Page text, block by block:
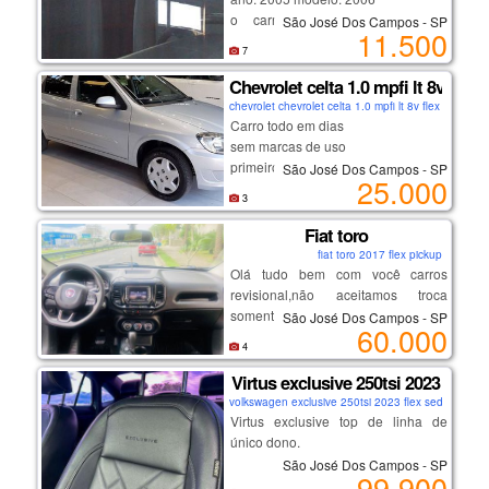
oportunidade de adquirir o melhor
da região, confira!
_______________________
o carro está tudo ok, motor,
apenas venda!
São José Dos Campos - SP
11.500
7
Chevrolet celta 1.0 mpfi lt 8v flex
chevrolet chevrolet celta 1.0 mpfi lt 8v flex 2012
Carro todo em dias
sem marcas de uso
primeiro dono
documentado , com garantias e
quitado
São José Dos Campos - SP
25.000
3
Fiat toro
fiat toro 2017 flex pickup
Olá tudo bem com você carros
revisional,não aceitamos troca
somente entrada em até 12 vezes
ou avista ,carros de otima
procedência revisados e pereciados
,por favor me chama no meu
whatsapp para nós fecharmos
negócio👇👇👇👇👇👇
https://wa.me/message/52e6zdji7tw
ou se preferir meu número de
São José Dos Campos - SP
60.000
4
Virtus exclusive 250tsi 2023
volkswagen exclusive 250tsi 2023 flex sedan
Virtus exclusive top de linha de
único dono.
São José Dos Campos - SP